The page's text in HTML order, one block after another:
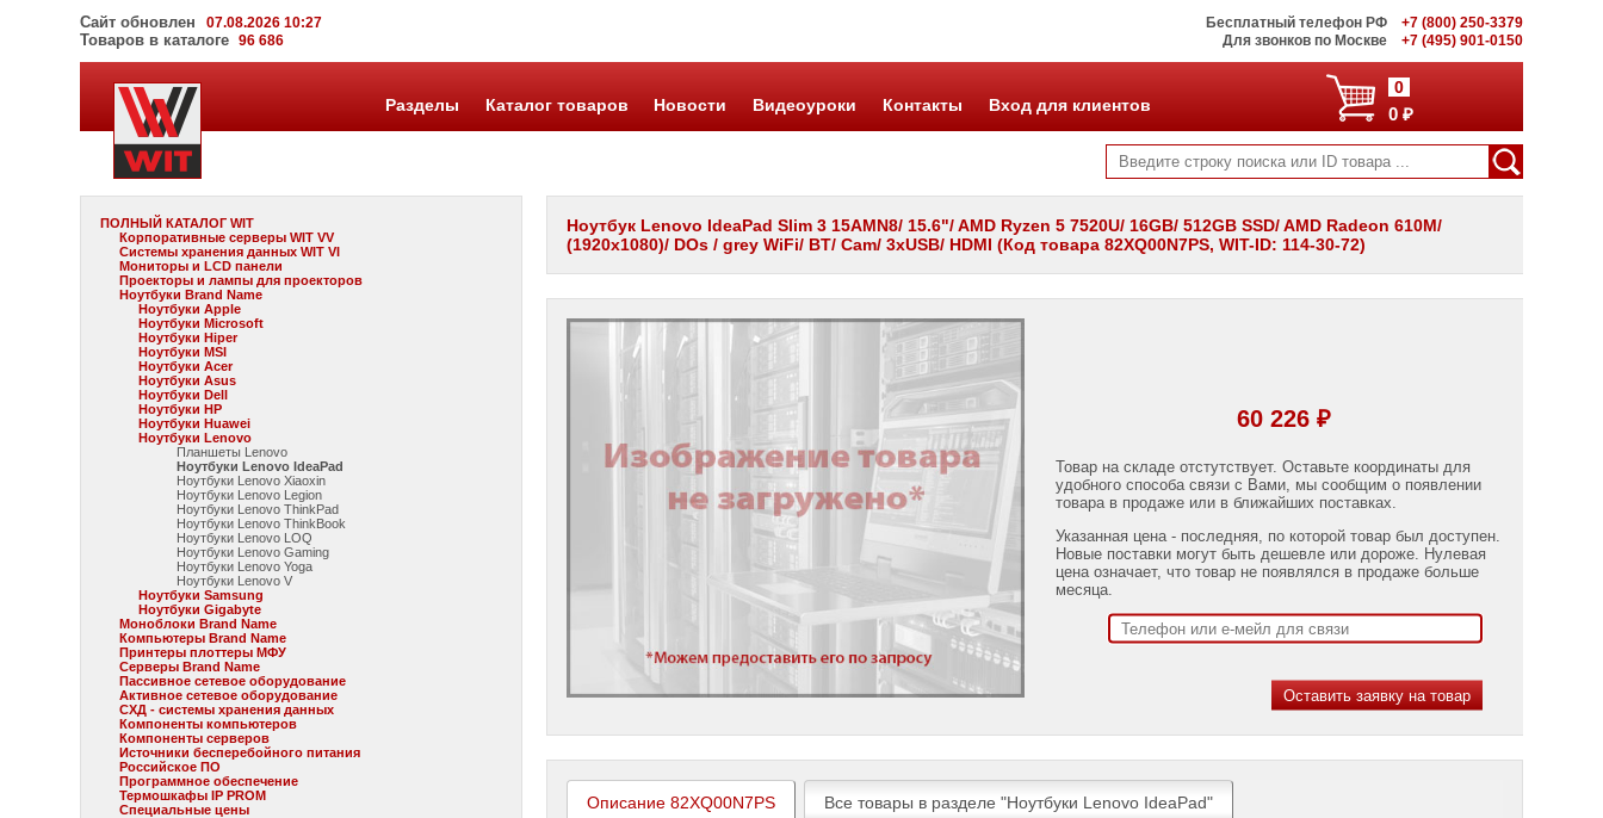
Сайт обновлен 07.08.2026 10:27
Товаров в каталоге96 686
Бесплатный телефон РФ
+7 (800) 250-3379
Для звонков по Москве
+7 (495) 901-0150
0
0 ₽
Разделы Каталог товаров Новости Видеоуроки Контакты Вход для клиентов
ПОЛНЫЙ КАТАЛОГ WIT
Корпоративные серверы WIT VV
Системы хранения данных WIT VI
Мониторы и LCD панели
Проекторы и лампы для проекторов
Ноутбуки Brand Name
Ноутбуки Apple
Ноутбуки Microsoft
Ноутбуки Hiper
Ноутбуки MSI
Ноутбуки Acer
Ноутбуки Asus
Ноутбуки Dell
Ноутбуки HP
Ноутбуки Huawei
Ноутбуки Lenovo
Планшеты Lenovo
Ноутбуки Lenovo IdeaPad
Ноутбуки Lenovo Xiaoxin
Ноутбуки Lenovo Legion
Ноутбуки Lenovo ThinkPad
Ноутбуки Lenovo ThinkBook
Ноутбуки Lenovo LOQ
Ноутбуки Lenovo Gaming
Ноутбуки Lenovo Yoga
Ноутбуки Lenovo V
Ноутбуки Samsung
Ноутбуки Gigabyte
Моноблоки Brand Name
Компьютеры Brand Name
Принтеры плоттеры МФУ
Серверы Brand Name
Пассивное сетевое оборудование
Активное сетевое оборудование
СХД - системы хранения данных
Компоненты компьютеров
Компоненты серверов
Источники бесперебойного питания
Российское ПО
Программное обеспечение
Термошкафы IP PROM
Специальные цены
Ноутбук Lenovo IdeaPad Slim 3 15AMN8/ 15.6"/ AMD Ryzen 5 7520U/ 16GB/ 512GB SSD/ AMD Radeon 610M/
(1920x1080)/ DOs / grey WiFi/ BT/ Cam/ 3xUSB/ HDMI (Код товара 82XQ00N7PS, WIT-ID: 114-30-72)
60 226 ₽
Товар на складе отстутствует. Оставьте координаты для
удобного способа связи с Вами, мы сообщим о появлении
товара в продаже или в ближайших поставках.
Указанная цена - последняя, по которой товар был доступен.
Новые поставки могут быть дешевле или дороже. Нулевая
цена означает, что товар не появлялся в продаже больше
месяца.
Описание 82XQ00N7PS Все товары в разделе "Ноутбуки Lenovo IdeaPad"